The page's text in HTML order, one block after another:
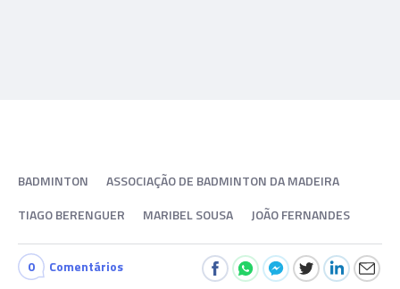
BADMINTON
ASSOCIAÇÃO DE BADMINTON DA MADEIRA
TIAGO BERENGUER
MARIBEL SOUSA JOÃO FERNANDES
0 Comentários